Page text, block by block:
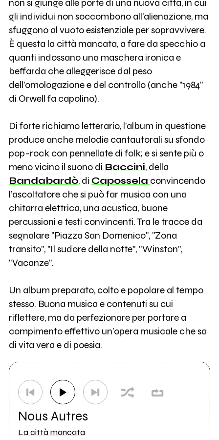
non si giunge alle porte di una nuova città, in cui
gli individui non soccombono all’alienazione, ma
sfuggono al vuoto esistenziale per sopravvivere.
È questa la città mancata, a fare da specchio a
quanti indossano una maschera ironica e
beffarda che alleggerisce dal peso
dell’omologazione e del controllo (anche "1984"
di Orwell fa capolino).
Di forte richiamo letterario, l’album in questione
produce anche melodie cantautorali su sfondo
pop-rock con pennellate di folk; e si sente più o
meno vicino il suono di Baccini, della
Bandabardò, di Capossela convincendo
l’ascoltatore che si può far musica con una
chitarra elettrica, una acustica, buone
percussioni e testi convincenti. Tra le tracce da
segnalare "Piazza San Domenico", "Zona
transito", "Il sudore della notte", "Winston",
"Vacanze".
Un album preparato, colto e popolare al tempo
stesso. Buona musica e contenuti su cui
riflettere, ma da perfezionare per portare a
compimento effettivo un’opera musicale che sa
di vita vera e di poesia.
Nous Autres
La città mancata